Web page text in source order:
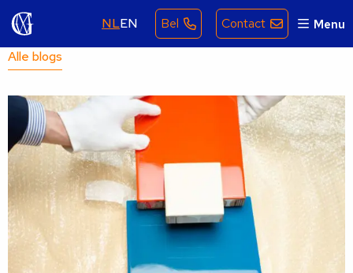
NLEN Bel Contact Menu
Alle blogs